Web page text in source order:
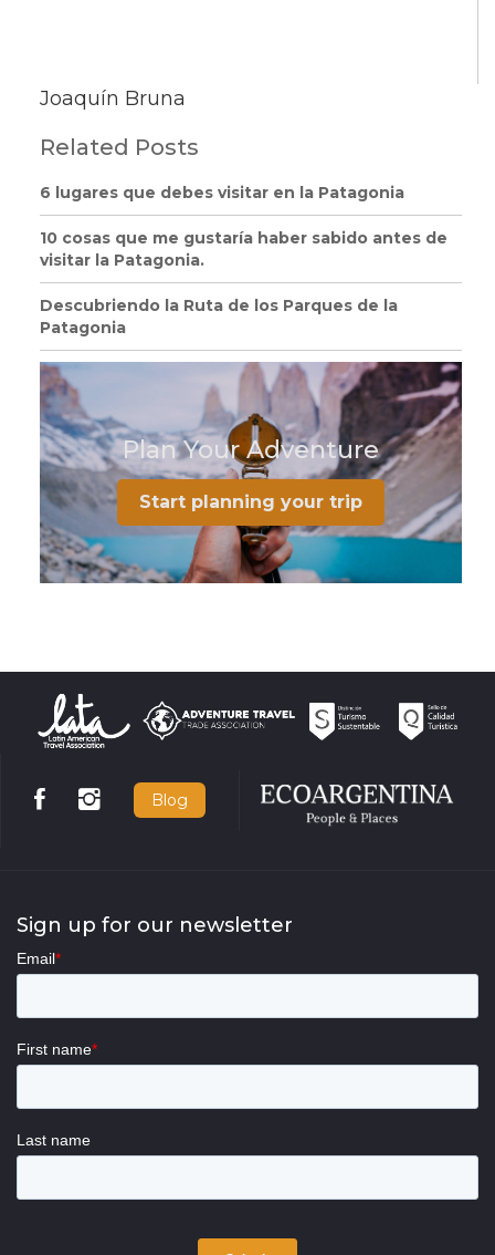
Joaquín Bruna
Related Posts
6 lugares que debes visitar en la Patagonia
10 cosas que me gustaría haber sabido antes de
visitar la Patagonia.
Descubriendo la Ruta de los Parques de la
Patagonia
Plan Your Adventure
Start planning your trip
Blog
Sign up for our newsletter